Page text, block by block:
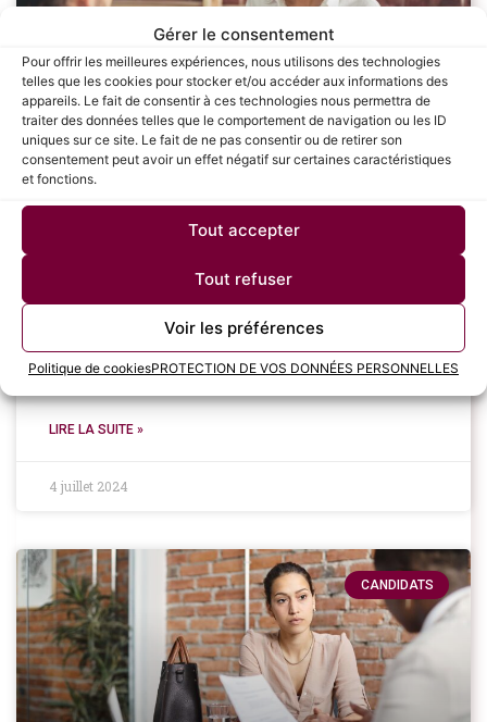
Gérer le consentement
Pour offrir les meilleures expériences, nous utilisons des technologies
telles que les cookies pour stocker et/ou accéder aux informations des
appareils. Le fait de consentir à ces technologies nous permettra de
traiter des données telles que le comportement de navigation ou les ID
uniques sur ce site. Le fait de ne pas consentir ou de retirer son
consentement peut avoir un effet négatif sur certaines caractéristiques
et fonctions.
Tout accepter
Tout refuser
Voir les préférences
Politique de cookiesPROTECTION DE VOS DONNÉES PERSONNELLES
Comment préparer votre Entretien
annuel : Conseils et Astuces pour les
salarié, offrant une opportunité de faire le point sur ses
réalisations, de recevoir des feedbacks constructifs et
de planifier son développement professionnel.
LIRE LA SUITE »
4 juillet 2024
CANDIDATS